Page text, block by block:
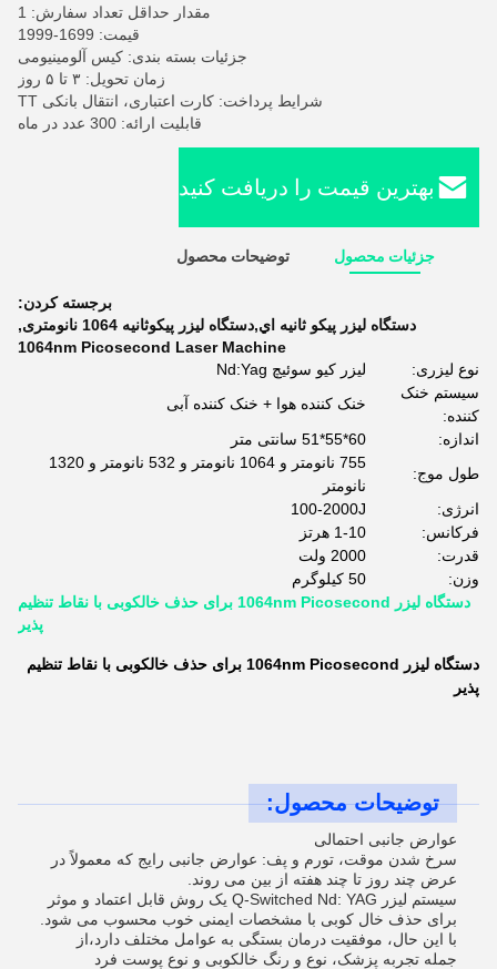
مقدار حداقل تعداد سفارش: 1
قیمت: 1699-1999
جزئیات بسته بندی: کیس آلومینیومی
زمان تحویل: ۳ تا ۵ روز
شرایط پرداخت: کارت اعتباری، انتقال بانکی TT
قابلیت ارائه: 300 عدد در ماه
بهترین قیمت را دریافت کنید
جزئیات محصول توضیحات محصول
برجسته کردن:
دستگاه ليزر پيکو ثانيه اي,دستگاه لیزر پیکوثانیه 1064 نانومتری
,
1064nm Picosecond Laser Machine
نوع لیزری:
لیزر کیو سوئیچ Nd:Yag
سیستم خنک
کننده:
خنک کننده هوا + خنک کننده آبی
اندازه:
60*55*51 سانتی متر
طول موج:
755 نانومتر و 1064 نانومتر و 532 نانومتر و 1320
نانومتر
انرژی:
100-2000J
فرکانس:
1-10 هرتز
قدرت:
2000 ولت
وزن:
50 کیلوگرم
دستگاه لیزر 1064nm Picosecond برای حذف خالکوبی با نقاط تنظیم
پذیر
دستگاه لیزر 1064nm Picosecond برای حذف خالکوبی با نقاط تنظیم
پذیر
توضیحات محصول:
عوارض جانبی احتمالی
سرخ شدن موقت، تورم و پف: عوارض جانبی رایج که معمولاً در
عرض چند روز تا چند هفته از بین می روند.
سیستم لیزر Q-Switched Nd: YAG یک روش قابل اعتماد و موثر
برای حذف خال کوبی با مشخصات ایمنی خوب محسوب می شود.
با این حال، موفقیت درمان بستگی به عوامل مختلف دارد،از
جمله تجربه پزشک، نوع و رنگ خالکوبی و نوع پوست فرد